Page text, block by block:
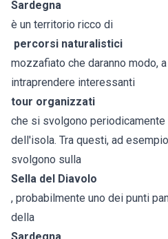
Sardegna
è un territorio ricco di
percorsi naturalistici
mozzafiato che daranno modo,
intraprendere interessanti
tour organizzati
che si svolgono
dell'isola. Tra questi, ad
svolgono sulla
Sella del Diavolo
, probabilmente uno dei punti
della